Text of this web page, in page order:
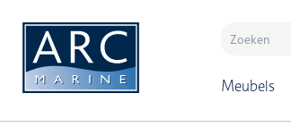
Meubels